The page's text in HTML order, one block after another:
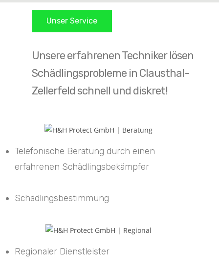
Unser Service
Unsere erfahrenen Techniker lösen
Schädlingsprobleme in Clausthal-
Zellerfeld schnell und diskret!
Telefonische Beratung durch einen
erfahrenen Schädlingsbekämpfer
Schädlingsbestimmung
Regionaler Dienstleister